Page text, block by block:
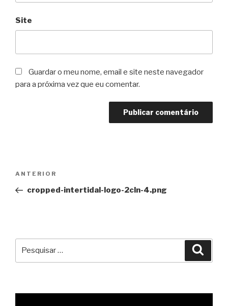
Site
Guardar o meu nome, email e site neste navegador
para a próxima vez que eu comentar.
artigos
Conteúdo
anterior
ANTERIOR
cropped-intertidal-logo-2cln-4.png